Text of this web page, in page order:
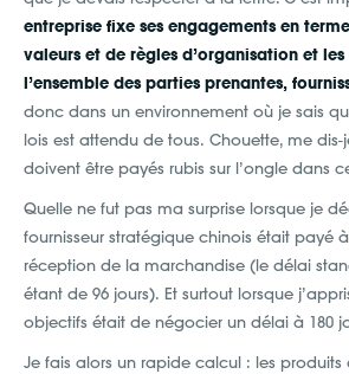
entreprise fixe ses engagements en
valeurs et de règles d’organisation et
l’ensemble des parties prenantes,
donc dans un environnement où je sais
lois est attendu de tous. Chouette, me dis-
doivent être payés rubis sur l’ongle dans
Quelle ne fut pas ma surprise lorsque je
fournisseur stratégique chinois était payé
réception de la marchandise (le délai
étant de 96 jours). Et surtout lorsque
objectifs était de négocier un délai à 180
Je fais alors un rapide calcul : les